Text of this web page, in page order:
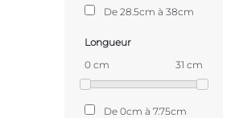
De 28.5cm à 38cm
Longueur
0 cm
31 cm
De 0cm à 7.75cm